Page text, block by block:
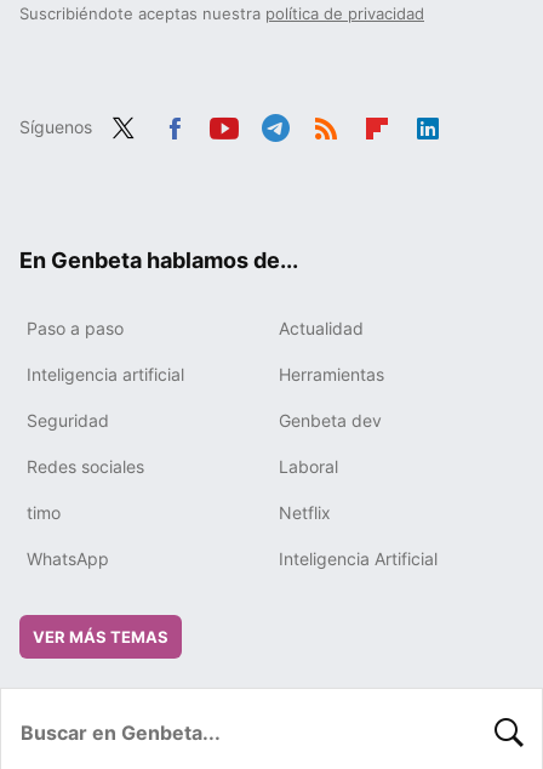
Suscribiéndote aceptas nuestra política de privacidad
Síguenos
En Genbeta hablamos de...
Paso a paso Actualidad
Inteligencia artificial Herramientas
Seguridad Genbeta dev
Redes sociales Laboral
timo Netflix
WhatsApp Inteligencia Artificial
VER MÁS TEMAS